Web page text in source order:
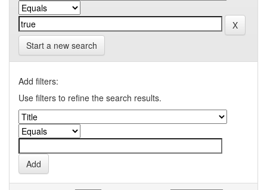
Start a new search
Add filters:
Use filters to refine the search results.